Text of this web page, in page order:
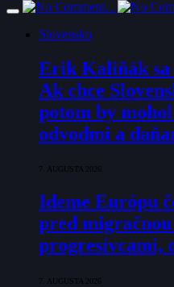
Slovensko
Erik Kaliňák sa
Ak chce
potom by
odvodmi a
7. AUGUSTA 2026
Ideme Európu
pred
progresívcami,
7. AUGUSTA 2026